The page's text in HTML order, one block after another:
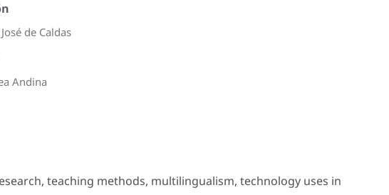
de Caldas
Andina
teaching methods, multilingualism, technology uses in